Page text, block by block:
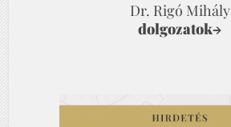
Dr. Rigó Mihály
dolgozatok→